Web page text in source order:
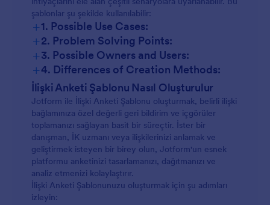
şablonlar şu şekilde kullanılabilir:
+1. Possible Use Cases:
Çift Terapisi:
Çalışan Bağlılığı:
Arkadaşlık Kontrolleri:
Aile Dinamikleri:
+2. Problem Solving Points:
+3. Possible Owners and Users:
+4. Differences of Creation Methods:
Çift Anketleri:
İş Yeri Anketleri:
Aile Anketleri:
Arkadaşlık Anketleri:
İlişki Anketi Şablonu Nasıl Oluşturulur
Jotform ile İlişki Anketi Şablonu oluşturmak, belirli ilişki
bağlamınıza özel değerli geri bildirim ve içgörüler
toplamanızı sağlayan basit bir süreçtir. İster bir
danışman, İK uzmanı veya ilişkilerinizi anlamak ve
geliştirmek isteyen bir birey olun, Jotform'un esnek
platformu anketinizi tasarlamanızı, dağıtmanızı ve
analiz etmenizi kolaylaştırır.
İlişki Anketi Şablonunuzu oluşturmak için şu adımları
izleyin: